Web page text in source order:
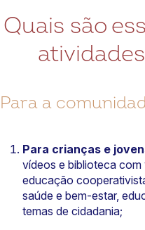
Quais são
Para a
Para crianças e
vídeos e biblioteca
educação
saúde e bem-estar,
temas de cidadania;